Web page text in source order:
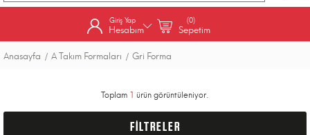
Giriş Yap
Hesabım
(0)
Sepetim
Anasayfa
A Takım Formaları Gri Forma
Toplam 1 ürün görüntüleniyor.
FİLTRELER